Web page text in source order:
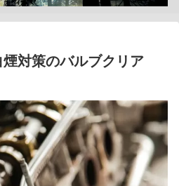
対策のバルブクリア